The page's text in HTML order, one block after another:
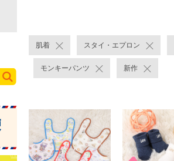
肌着 スタイ・エプロン
モンキーパンツ 新作